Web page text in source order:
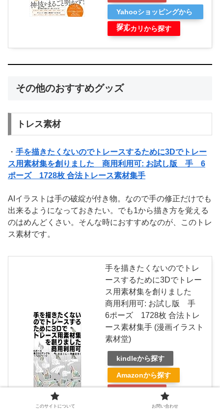
Yahooショッピングから
探す
メルカリから探す
その他のおすすめグッズ
トレス素材
・ 手を描きたくないのでトレースするために3Dでトレー
ス用素材集を創りました 商用利用可: お試し版 手 6
ポーズ 1728枚 合法トレース素材集手
AIイラストは手の破綻が付き物。なので手の修正だけでも
出来るようになっておきたい。でも1から描き方を覚える
のはめんどくさい。そんな時におすすめなのが、このトレ
ス素材です。
手を描きたくないのでトレ
ースするために3Dでトレー
ス用素材集を創りました
商用利用可: お試し版 手
6ポーズ 1728枚 合法トレ
ース素材集手 (漫画イラスト
素材堂)
kindleから探す
Amazonから探す
Yahooショッピングから
このサイトについて お問い合わせ